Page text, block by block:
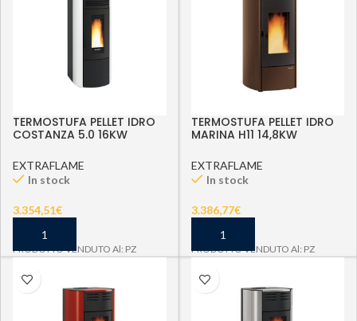
TERMOSTUFA PELLET IDRO
COSTANZA 5.0 16KW
EXTRAFLAME
In stock
3.354,51€
PRODOTTO VENDUTO Al: PZ
TERMOSTUFA PELLET IDRO
MARINA H11 14,8KW
EXTRAFLAME
In stock
3.386,77€
PRODOTTO VENDUTO Al: PZ